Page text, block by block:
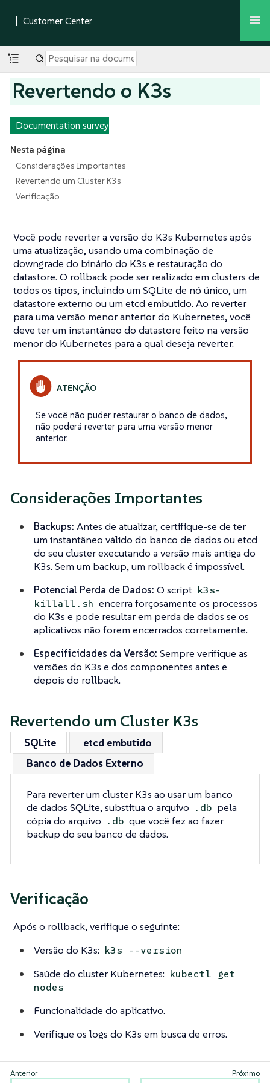
Revertendo o K3s
Documentation survey
Nesta página
Considerações Importantes
Revertendo um Cluster K3s
Verificação
Você pode reverter a versão do K3s Kubernetes após
uma atualização, usando uma combinação de
downgrade do binário do K3s e restauração do
datastore. O rollback pode ser realizado em clusters de
todos os tipos, incluindo um SQLite de nó único, um
datastore externo ou um etcd embutido. Ao reverter
para uma versão menor anterior do Kubernetes, você
deve ter um instantâneo do datastore feito na versão
menor do Kubernetes para a qual deseja reverter.
Se você não puder restaurar o banco de dados,
não poderá reverter para uma versão menor
anterior.
Considerações Importantes
Backups: Antes de atualizar, certifique-se de ter
um instantâneo válido do banco de dados ou etcd
do seu cluster executando a versão mais antiga do
K3s. Sem um backup, um rollback é impossível.
Potencial Perda de Dados: O script k3s-
killall.sh encerra forçosamente os processos
do K3s e pode resultar em perda de dados se os
aplicativos não forem encerrados corretamente.
Especificidades da Versão: Sempre verifique as
versões do K3s e dos componentes antes e
depois do rollback.
Revertendo um Cluster K3s
SQLite
etcd embutido
Banco de Dados Externo
Para reverter um cluster K3s ao usar um banco
de dados SQLite, substitua o arquivo
.db pela
cópia do arquivo
.db que você fez ao fazer
backup do seu banco de dados.
Verificação
Após o rollback, verifique o seguinte:
Versão do K3s: k3s --version
Saúde do cluster Kubernetes: kubectl get
nodes
Funcionalidade do aplicativo.
Verifique os logs do K3s em busca de erros.